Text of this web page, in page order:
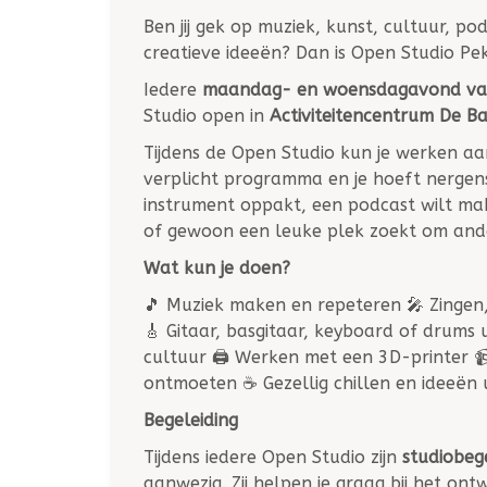
Ben jij gek op muziek, kunst, cultuur,
creatieve ideeën? Dan is Open Studio
Iedere maandag- en woensdagavond
Studio open in Activiteitencentrum De
Tijdens de Open Studio kun je werken
verplicht programma en je hoeft
instrument oppakt, een podcast wilt
of gewoon een leuke plek zoekt om
Wat kun je doen?
🎵 Muziek maken en repeteren 🎤
🎸 Gitaar, basgitaar, keyboard of
cultuur 🖨️ Werken met een 3D-printer
ontmoeten ☕ Gezellig chillen en ideeën
Begeleiding
Tijdens iedere Open Studio zijn